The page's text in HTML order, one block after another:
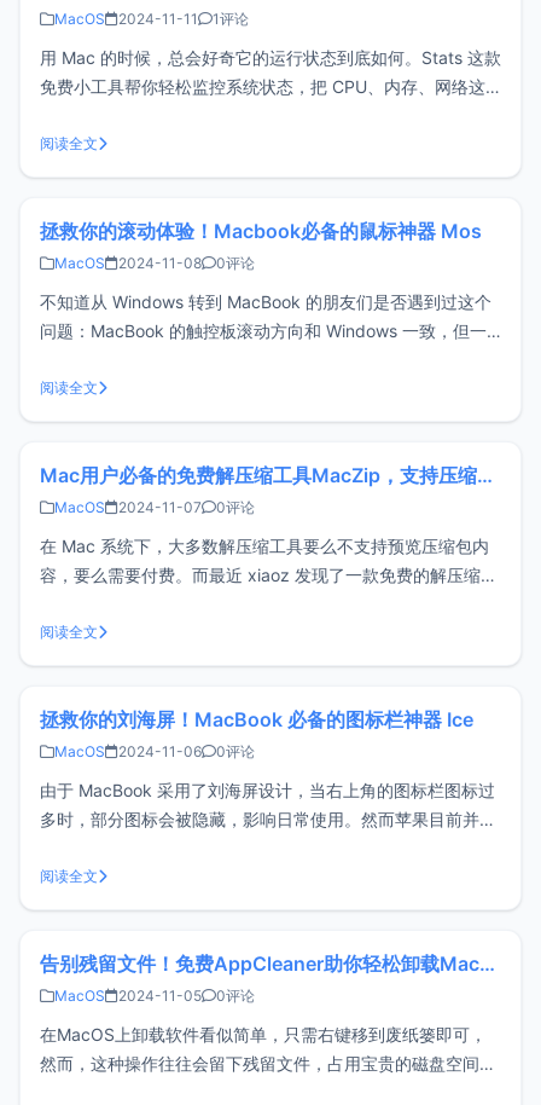
MacOS 2024-11-11 1评论
用 Mac 的时候，总会好奇它的运行状态到底如何。Stats 这款
免费小工具帮你轻松监控系统状态，把 CPU、内存、网络这
洁不花哨，还能按自己需求定制显示参数，让你的 Mac 运行
情况透明又直观。Stats功能特点实时系统监控：在菜单栏中
阅读全文
拯救你的滚动体验！Macbook必备的鼠标神器 Mos
MacOS 2024-11-08 0评论
不知道从 Windows 转到 MacBook 的朋友们是否遇到过这个
问题：MacBook 的触控板滚动方向和 Windows 一致，但一
的鼠标神器 MOS 可以完美解决这个困扰——它能保持
MacBook 触控板的默认滚动方向，同时让鼠标保持
阅读全文
Mac用户必备的免费解压缩工具MacZip，支持压缩包预览
MacOS 2024-11-07 0评论
在 Mac 系统下，大多数解压缩工具要么不支持预览压缩包内
容，要么需要付费。而最近 xiaoz 发现了一款免费的解压缩神
MacZip（原名 eZip），专为 macOS 量身打造，是一款功能
强大的免费解压缩工具。功能特点支持预览压缩包内容支持读
阅读全文
拯救你的刘海屏！MacBook 必备的图标栏神器 Ice
MacOS 2024-11-06 0评论
由于 MacBook 采用了刘海屏设计，当右上角的图标栏图标过
多时，部分图标会被隐藏，影响日常使用。然而苹果目前并没
具。今天要介绍的就是一款开源且免费的神器——Ice，专为
解决这个问题而设计，让你的MacBook菜单栏变得更清爽实
阅读全文
告别残留文件！免费AppCleaner助你轻松卸载Mac软件
MacOS 2024-11-05 0评论
在MacOS上卸载软件看似简单，只需右键移到废纸篓即可，
然而，这种操作往往会留下残留文件，占用宝贵的磁盘空间。